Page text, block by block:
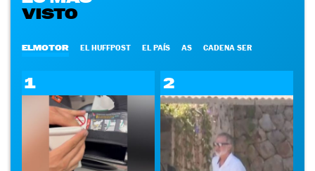
VISTO
ELMOTOR EL HUFFPOST EL PAÍS AS CADENA SER
1 2